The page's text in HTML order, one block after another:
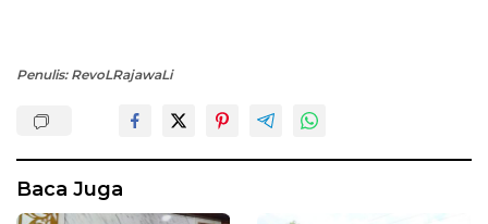
Penulis: RevoLRajawaLi
Baca Juga